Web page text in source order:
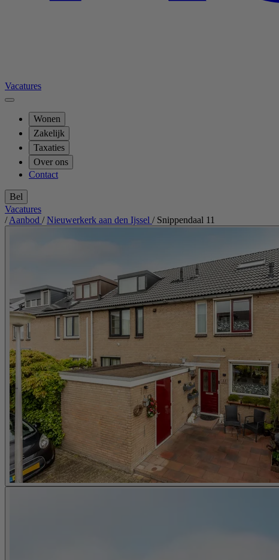
Vacatures
Wonen
Zakelijk
Taxaties
Over ons
Contact
Bel
Vacatures
/ Aanbod / Nieuwerkerk aan den Ijssel / Snippendaal 11